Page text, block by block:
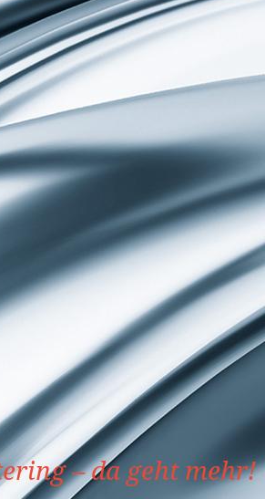
– da geht mehr!